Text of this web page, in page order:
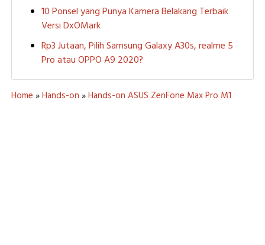
10 Ponsel yang Punya Kamera Belakang Terbaik
Versi DxOMark
Rp3 Jutaan, Pilih Samsung Galaxy A30s, realme 5
Pro atau OPPO A9 2020?
Home »Hands-on »Hands-on ASUS ZenFone Max Pro M1